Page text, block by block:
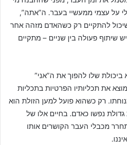
על עצמי ממעשיי בעבר. ה”אתה”,
שיכול להתקיים רק כשהאדם מזהה אחר
שיתוף פעולה בין שניים – מתקיים
שלו להפוך את ה”אני”
את תכליותיו הפרטיות בתכליות
רק כשהוא פועל למען הזולת הוא
נפשו כאדם. בחיים אלו של
מכבלי העבר הקושרים אותו